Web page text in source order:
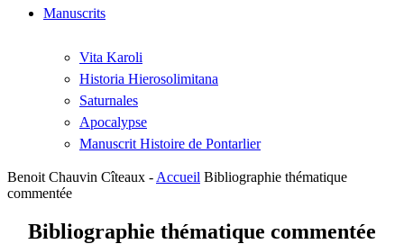
Manuscrits
Vita Karoli
Historia Hierosolimitana
Saturnales
Apocalypse
Manuscrit Histoire de Pontarlier
Benoit Chauvin Cîteaux - Accueil Bibliographie thématique
commentée
Bibliographie thématique commentée